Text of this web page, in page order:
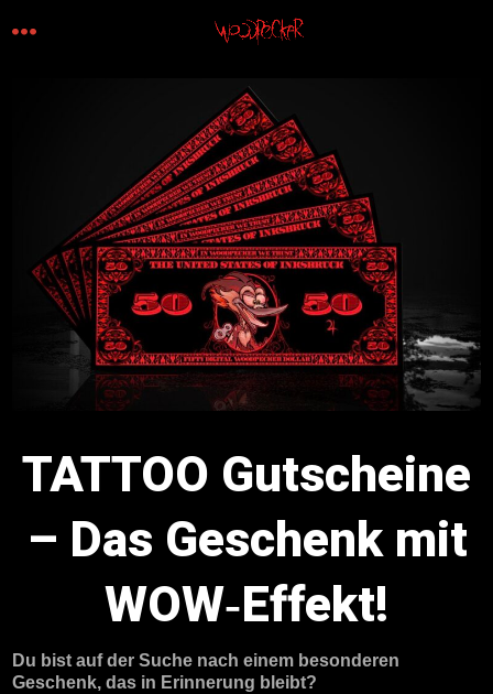
TATTOO Gutscheine
– Das Geschenk mit
WOW‑Effekt!
Du bist auf der Suche nach einem besonderen
Geschenk, das in Erinnerung bleibt?